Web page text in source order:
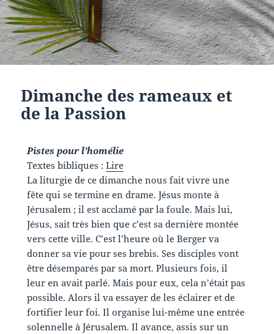
Dimanche des rameaux et
de la Passion
Pistes pour l’homélie
Textes bibliques :Lire
La liturgie de ce dimanche nous fait vivre une
fête qui se termine en drame. Jésus monte à
Jérusalem ; il est acclamé par la foule. Mais lui,
Jésus, sait très bien que c’est sa dernière montée
vers cette ville. C’est l’heure où le Berger va
donner sa vie pour ses brebis. Ses disciples vont
être désemparés par sa mort. Plusieurs fois, il
leur en avait parlé. Mais pour eux, cela n’était pas
possible. Alors il va essayer de les éclairer et de
fortifier leur foi. Il organise lui-même une entrée
solennelle à Jérusalem. Il avance, assis sur un